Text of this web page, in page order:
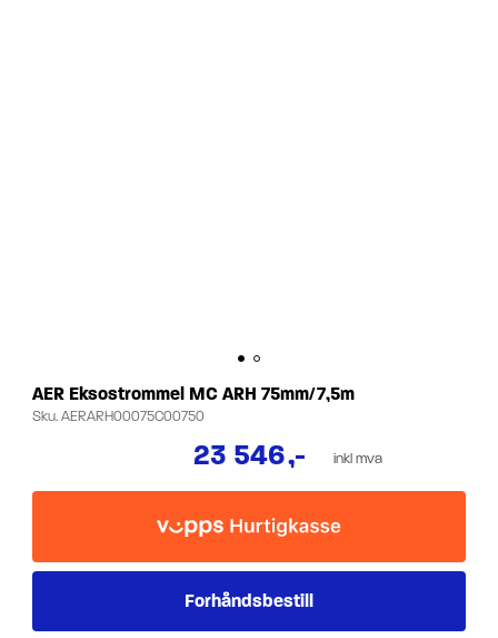
AER Eksostrommel MC ARH 75mm/7,5m
Sku.AERARH00075C00750
23 546,- inkl mva